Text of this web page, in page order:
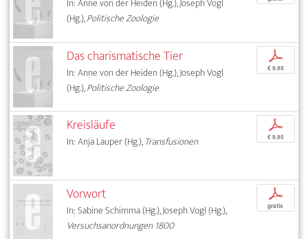
In: Anne von der Heiden (Hg.), Joseph Vogl
(Hg.),Politische Zoologie
Das charismatische Tier
In: Anne von der Heiden (Hg.), Joseph Vogl
(Hg.),Politische Zoologie
p
€ 9,95
Kreisläufe
In: Anja Lauper (Hg.),Transfusionen
p
€ 9,95
Vorwort
In: Sabine Schimma (Hg.), Joseph Vogl (Hg.),
Versuchsanordnungen 1800
p
gratis